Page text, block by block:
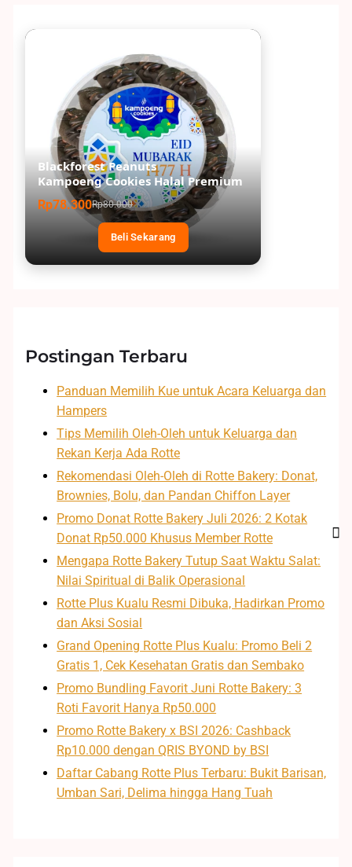
Blackforest Peanuts
Kampoeng Cookies Halal Premium
Rp78.300Rp80.000
Beli Sekarang
Postingan Terbaru
Panduan Memilih Kue untuk Acara Keluarga dan
Hampers
Tips Memilih Oleh-Oleh untuk Keluarga dan
Rekan Kerja Ada Rotte
Rekomendasi Oleh-Oleh di Rotte Bakery: Donat,
Brownies, Bolu, dan Pandan Chiffon Layer
Promo Donat Rotte Bakery Juli 2026: 2 Kotak
Donat Rp50.000 Khusus Member Rotte
Mengapa Rotte Bakery Tutup Saat Waktu Salat:
Nilai Spiritual di Balik Operasional
Rotte Plus Kualu Resmi Dibuka, Hadirkan Promo
dan Aksi Sosial
Grand Opening Rotte Plus Kualu: Promo Beli 2
Gratis 1, Cek Kesehatan Gratis dan Sembako
Promo Bundling Favorit Juni Rotte Bakery: 3
Roti Favorit Hanya Rp50.000
Promo Rotte Bakery x BSI 2026: Cashback
Rp10.000 dengan QRIS BYOND by BSI
Daftar Cabang Rotte Plus Terbaru: Bukit Barisan,
Umban Sari, Delima hingga Hang Tuah